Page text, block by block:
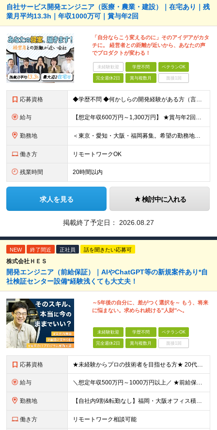
自社サービス開発エンジニア（医療・農業・建設）｜在宅あり｜残
業月平均13.3h｜年収1000万可｜賞与年2回
「自分ならこう変えるのに」そのアイデアがカタ
チに。 経営者との距離が近いから、あなたの声
でプロダクトが変わる！
未経験歓迎 学歴不問 ベテランOK
完全週休2日 賞与複数月 面接1回
応募資格 ◆学歴不問 ◆何かしらの開発経験がある方（言語不問） ◆マネジメント経験がある方（規模不問） ＜以下のような方を歓迎します＞ ◎これまでの経験を活かし管理職を目指したい方 ◎新しいサービスの企画から
給与 【想定年収600万円～1,300万円】 ★賞与年2回＋勤務地手当＋残業手当（年平均残業時間にて算出）を含む ※基本給＋勤務地手当＋役職手当 ※勤務地手当：結婚の有無に関係なく、物価などの違いを考慮して
勤務地 ＜東京・愛知・大阪・福岡募集。希望の勤務地で働けます＞ 希望通りの配属＆転勤も基本なし！ 「プロジェクト人員の枠を広げたい」などといった、 会社からの強制的な異動・出向依頼はありません。 ■東京オフ
働き方 リモートワークOK
残業時間 20時間以内
求人を見る 検討中に入れる
掲載終了予定日： 2026.08.27
NEW 終了間近 正社員 話を聞きたい応募可
株式会社ＨＥＳ
開発エンジニア（前給保証）｜AIやChatGPT等の新規案件あり*自
社検証センター設備*経験浅くても大丈夫！
～5年後の自分に、差がつく選択を～ もう、将来
に悩まない。求められ続ける"人財"へ。
未経験歓迎 学歴不問 ベテランOK
完全週休2日 賞与複数月 面接1回
応募資格 ★未経験からプロの技術者を目指せる方★ 20代の若手から50代のベテランまで、幅広いエンジニアが活躍中。 何かしらの開発経験をお持ちの方は優遇します。 あなたの適性に合った案件からお任せ。 要件定
給与 ＼想定年収500万円～1000万円以上／ ★前給保証 月給40万円～＋賞与年2回＋決算賞与＋残業代＋各種手当 ※試用期間6カ月（待遇・給与・雇用形態の差異なし） ※スキルや経験により給与を決定いたし
勤務地 【自社内9割&転勤なし】福岡・大阪オフィス積極採用中 東京・福岡・大阪オフィス、プロジェクト先のいずれかでの勤務となります。プロジェクト先での勤務はほとんどありません。 ■東京オフィス：東京都品川区
働き方 リモートワーク相談可能